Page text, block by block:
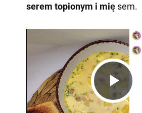
serem topionym i mięsem.
Play